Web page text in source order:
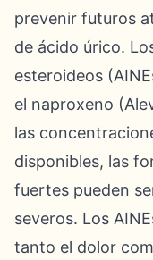
prevenir futuros
de ácido úrico.
esteroideos
el naproxeno
las
disponibles, las
fuertes pueden
severos. Los
tanto el dolor